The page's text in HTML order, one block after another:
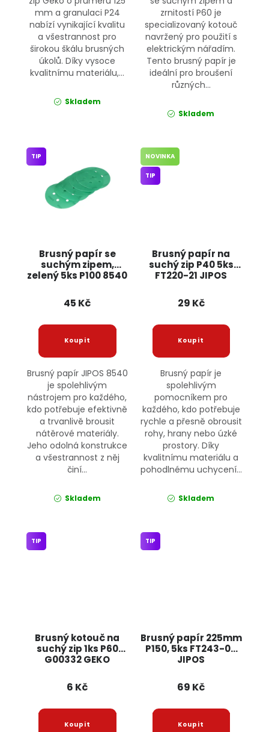
mm a granulaci P24
nabízí vynikající kvalitu
a všestrannost pro
širokou škálu brusných
úkolů. Díky vysoce
kvalitnímu materiálu,...
Skladem
zrnitostí P60 je
specializovaný kotouč
navržený pro použití s
elektrickým nářadím.
Tento brusný papír je
ideální pro broušení
různých...
Skladem
Brusný papír se
suchým zipem,
zelený 5ks P100 8540
TIP
45 Kč
Brusný papír JIPOS 8540
je spolehlivým
nástrojem pro každého,
kdo potřebuje efektivně
a trvanlivě brousit
nátěrové materiály.
Jeho odolná konstrukce
a všestrannost z něj
činí...
Skladem
Brusný papír na
suchý zip P40 5ks
FT220-21 JIPOS
NOVINKA
TIP
29 Kč
Brusný papír je
spolehlivým
pomocníkem pro
každého, kdo potřebuje
rychle a přesně obrousit
rohy, hrany nebo úzké
prostory. Díky
kvalitnímu materiálu a
pohodlnému uchycení...
Skladem
Brusný kotouč na
suchý zip 1ks P60
G00332 GEKO
TIP
6 Kč
Brusný papír 225mm
P150, 5ks FT243-05
JIPOS
TIP
69 Kč